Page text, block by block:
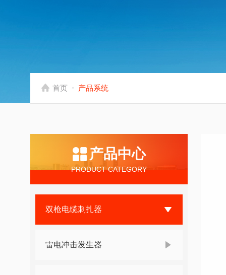
首页 - 产品系统
产品中心
PRODUCT CATEGORY
双枪电缆刺扎器
雷电冲击发生器